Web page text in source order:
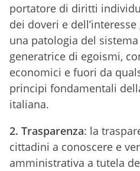
portatore di diritti
dei doveri e
una patologia del
generatrice di egoismi,
economici e fuori da
principi fondamentali
italiana.
2. Trasparenza: la
cittadini a conoscere e
amministrativa a tutela